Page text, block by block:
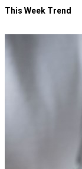
This Week Trend